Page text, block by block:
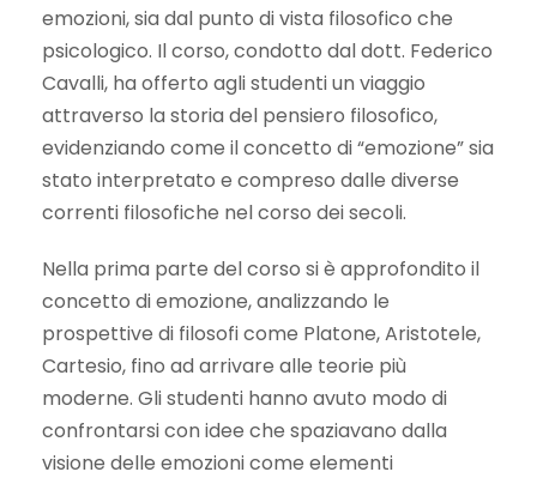
emozioni, sia dal punto di vista filosofico che
psicologico. Il corso, condotto dal dott. Federico
Cavalli, ha offerto agli studenti un viaggio
attraverso la storia del pensiero filosofico,
evidenziando come il concetto di “emozione” sia
stato interpretato e compreso dalle diverse
correnti filosofiche nel corso dei secoli.
Nella prima parte del corso si è approfondito il
concetto di emozione, analizzando le
prospettive di filosofi come Platone, Aristotele,
Cartesio, fino ad arrivare alle teorie più
moderne. Gli studenti hanno avuto modo di
confrontarsi con idee che spaziavano dalla
visione delle emozioni come elementi